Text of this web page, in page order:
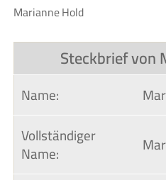
Marianne Hold
Steckbrief von
Name:
Vollständiger
Name: